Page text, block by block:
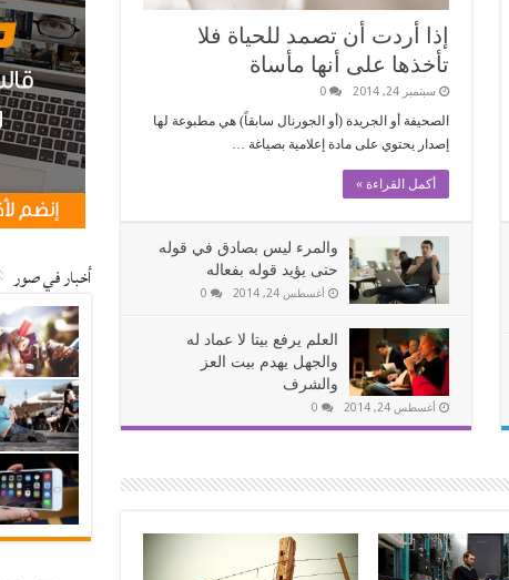
إذا أردت أن تصمد للحياة فلا
تأخذها على أنها مأساة
سبتمبر 24, 2014 0
الصحيفة أو الجريدة (أو الجورنال سابقاً) هي مطبوعة لها
إصدار يحتوي على مادة إعلامية بصياغة …
أكمل القراءة »
والمرء ليس بصادق في قوله
حتى يؤيد قوله بفعاله
أغسطس 24, 2014 0
العلم يرفع بيتا لا عماد له
والجهل يهدم بيت العز
والشرف
أغسطس 24, 2014 0
أخبار في صور